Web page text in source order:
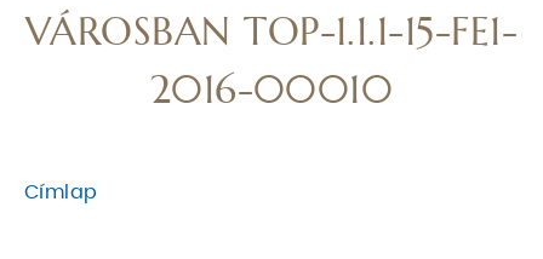
VÁROSBAN TOP-1.1.1-15-FE1-
2016-00010
Címlap